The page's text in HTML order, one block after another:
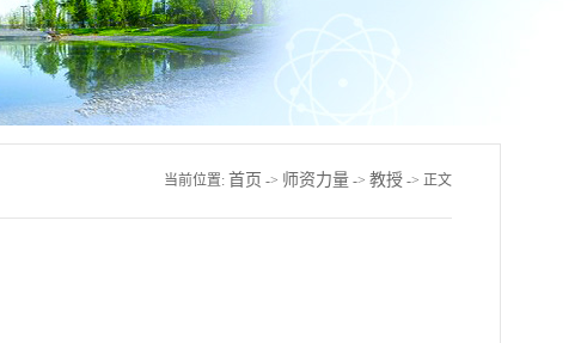
当前位置: 首页 -> 师资力量 -> 教授 -> 正文